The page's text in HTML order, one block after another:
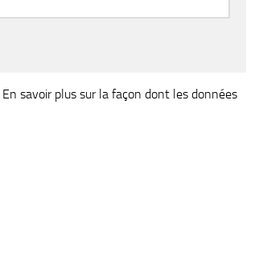
En savoir plus sur la façon dont les données